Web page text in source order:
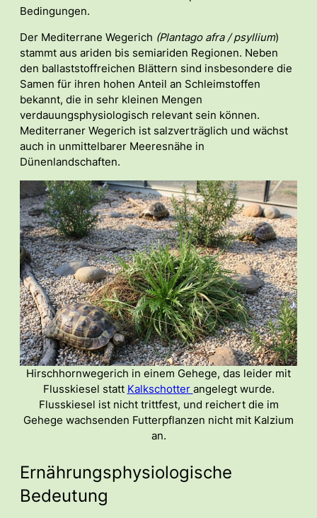
Bedingungen.
Der Mediterrane Wegerich (Plantago afra / psyllium)
stammt aus ariden bis semiariden Regionen. Neben
den ballaststoffreichen Blättern sind insbesondere die
Samen für ihren hohen Anteil an Schleimstoffen
bekannt, die in sehr kleinen Mengen
verdauungsphysiologisch relevant sein können.
Mediterraner Wegerich ist salzverträglich und wächst
auch in unmittelbarer Meeresnähe in
Dünenlandschaften.
Hirschhornwegerich in einem Gehege, das leider mit
Flusskiesel statt Kalkschotter angelegt wurde.
Flusskiesel ist nicht trittfest, und reichert die im
Gehege wachsenden Futterpflanzen nicht mit Kalzium
an.
Ernährungsphysiologische
Bedeutung